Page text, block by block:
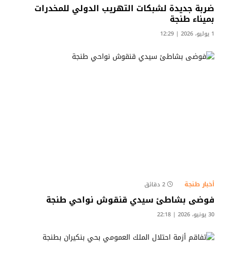
ضربة جديدة لشبكات التهريب الدولي للمخدرات
بميناء طنجة
1 يوليو، 2026 | 12:29
أخبار طنجة 2 دقائق
فوضى بشاطئ سيدي قنقوش نواحي طنجة
30 يونيو، 2026 | 22:18